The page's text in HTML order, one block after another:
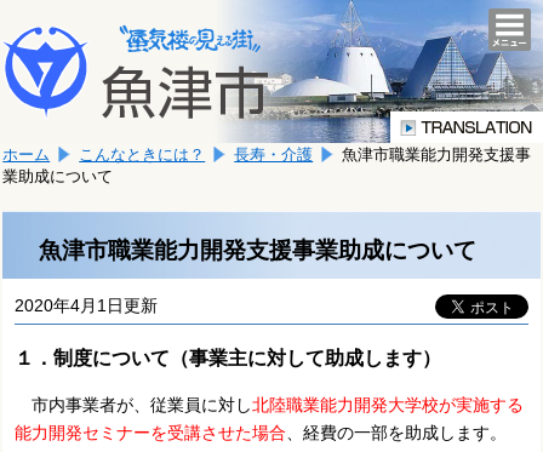
文
へ
移
ま
す。
こ
か
文
で
す。
ホーム こんなときには？ 長寿・介護
魚津市職業能力開発支援事
業助成について
魚津市職業能力開発支援事業助成について
2020年4月1日更新
１．制度について（事業主に対して助成します）
市内事業者が、従業員に対し北陸職業能力開発大学校が実施する
能力開発セミナーを受講させた場合 、経費の一部を助成します。